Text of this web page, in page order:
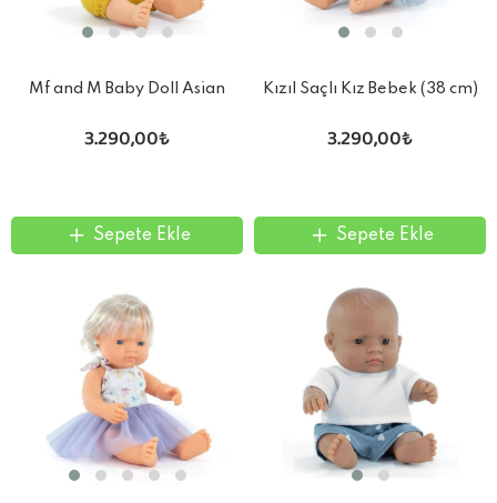
Mf and M Baby Doll Asian
3.290,00₺
Sepete Ekle
Kızıl Saçlı Kız Bebek (38 cm)
3.290,00₺
Sepete Ekle